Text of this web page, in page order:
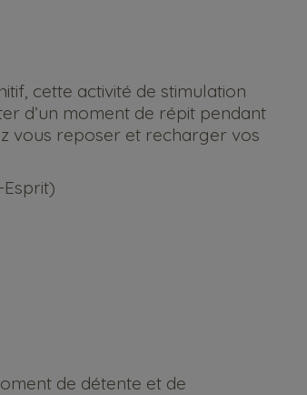
cette activité de stimulation
d’un moment de répit pendant
vous reposer et recharger vos
de détente et de